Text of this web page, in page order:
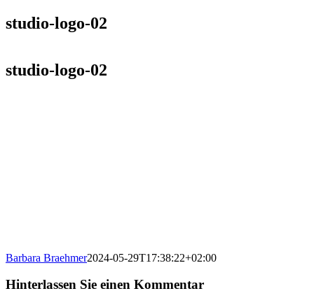
studio-logo-02
studio-logo-02
Barbara Braehmer2024-05-29T17:38:22+02:00
Hinterlassen Sie einen Kommentar